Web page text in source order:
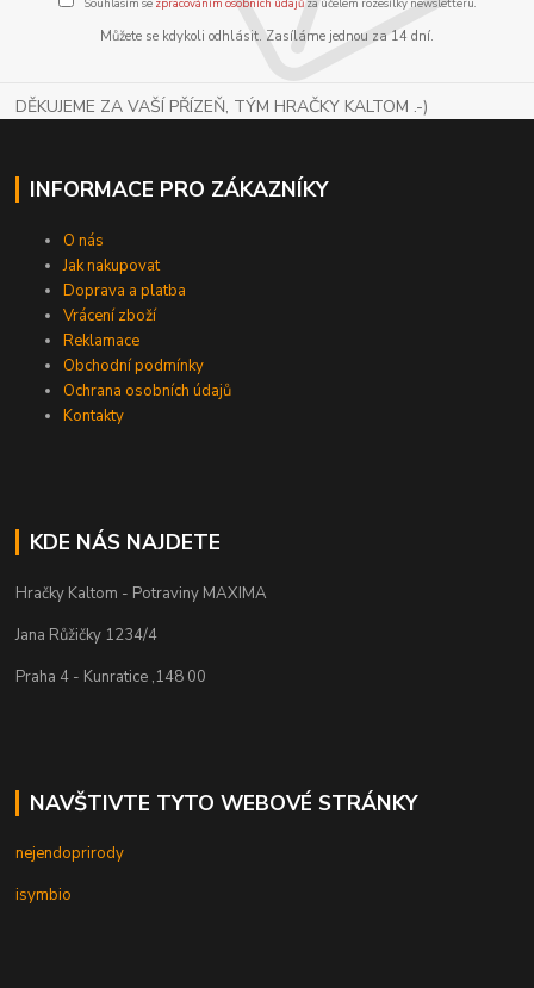
Souhlasím se zpracováním osobních údajůza účelem rozesílky newsletteru.
Můžete se kdykoli odhlásit. Zasíláme jednou za 14 dní.
DĚKUJEME ZA VAŠÍ PŘÍZEŇ, TÝM HRAČKY KALTOM .-)
INFORMACE PRO ZÁKAZNÍKY
O nás
Jak nakupovat
Doprava a platba
Vrácení zboží
Reklamace
Obchodní podmínky
Ochrana osobních údajů
Kontakty
KDE NÁS NAJDETE
Hračky Kaltom - Potraviny MAXIMA
Jana Růžičky 1234/4
Praha 4 - Kunratice ,148 00
NAVŠTIVTE TYTO WEBOVÉ STRÁNKY
nejendoprirody
isymbio